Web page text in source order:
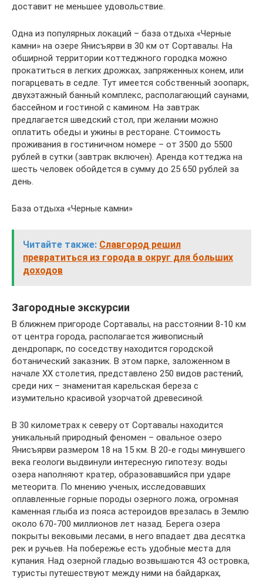
доставит не меньшее удовольствие.
Одна из популярных локаций – база отдыха «Черные
камни» на озере Янисъярви в 30 км от Сортавалы. На
обширной территории коттеджного городка можно
прокатиться в легких дрожках, запряженных конем, или
погарцевать в седле. Тут имеется собственный зоопарк,
двухэтажный банный комплекс, располагающий саунами,
бассейном и гостиной с камином. На завтрак
предлагается шведский стол, при желании можно
оплатить обеды и ужины в ресторане. Стоимость
проживания в гостиничном номере – от 3500 до 5500
рублей в сутки (завтрак включен). Аренда коттеджа на
шесть человек обойдется в сумму до 25 650 рублей за
день.
База отдыха «Черные камни»
Читайте также: Славгород решил
превратиться из города в округ для больших
доходов
Загородные экскурсии
В ближнем пригороде Сортавалы, на расстоянии 8-10 км
от центра города, располагается живописный
дендропарк, по соседству находится городской
ботанический заказник. В этом парке, заложенном в
начале XX столетия, представлено 250 видов растений,
среди них – знаменитая карельская береза с
изумительно красивой узорчатой древесиной.
В 30 километрах к северу от Сортавалы находится
уникальный природный феномен – овальное озеро
Янисъярви размером 18 на 15 км. В 20-е годы минувшего
века геологи выдвинули интересную гипотезу: воды
озера наполняют кратер, образовавшийся при ударе
метеорита. По мнению ученых, исследовавших
оплавленные горные породы озерного ложа, огромная
каменная глыба из пояса астероидов врезалась в Землю
около 670-700 миллионов лет назад. Берега озера
покрыты вековыми лесами, в него впадает два десятка
рек и ручьев. На побережье есть удобные места для
купания. Над озерной гладью возвышаются 43 островка,
туристы путешествуют между ними на байдарках,